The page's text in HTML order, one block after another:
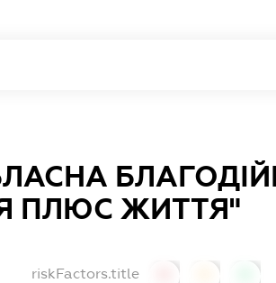
ПЛЮС ЖИТТЯ"
riskFactors.title